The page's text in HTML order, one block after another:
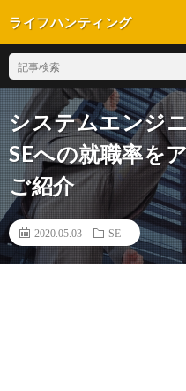
ライフハンティング
システムエンジ
SEへの就職率を
ご紹介
2020.05.03 SE